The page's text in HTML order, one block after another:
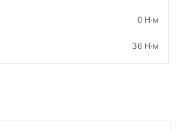
0 Н·м
36 Н·м